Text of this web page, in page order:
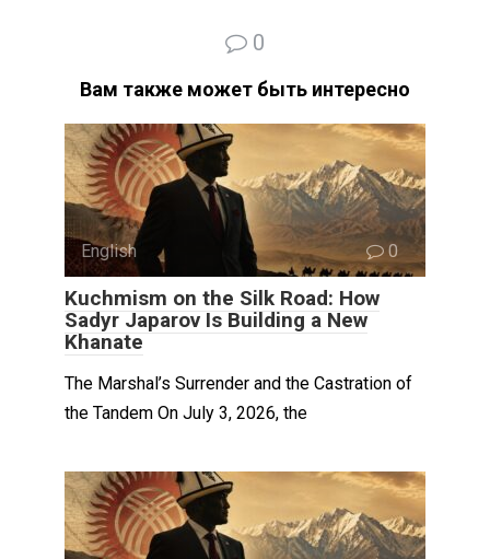
0
Вам также может быть интересно
English 0
Kuchmism on the Silk Road: How
Sadyr Japarov Is Building a New
Khanate
The Marshal’s Surrender and the Castration of
the Tandem On July 3, 2026, the